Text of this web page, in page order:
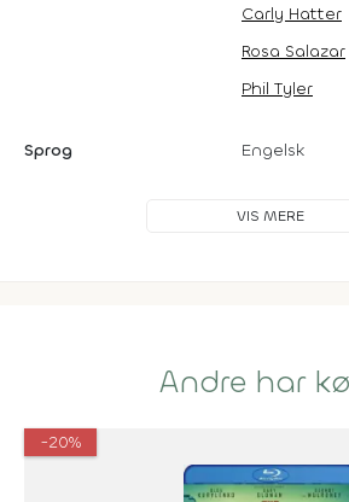
Carly Hatter
Rosa Salazar
Phil Tyler
Sprog Engelsk
VIS MERE
Andre har
-20%